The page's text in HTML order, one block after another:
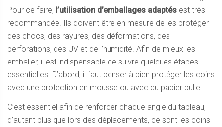
Pour ce faire, l’utilisation d’emballages adaptés est très
recommandée. Ils doivent être en mesure de les protéger
des chocs, des rayures, des déformations, des
perforations, des UV et de l’humidité. Afin de mieux les
emballer, il est indispensable de suivre quelques étapes
essentielles. D’abord, il faut penser à bien protéger les coins
avec une protection en mousse ou avec du papier bulle.
C’est essentiel afin de renforcer chaque angle du tableau,
d’autant plus que lors des déplacements, ce sont les coins